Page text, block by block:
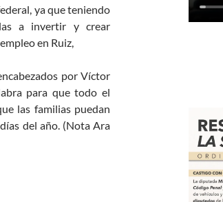
ya que teniendo
a invertir y crear
en Ruiz,
por Víctor
para que todo el
las familias puedan
del año. (Nota Ara